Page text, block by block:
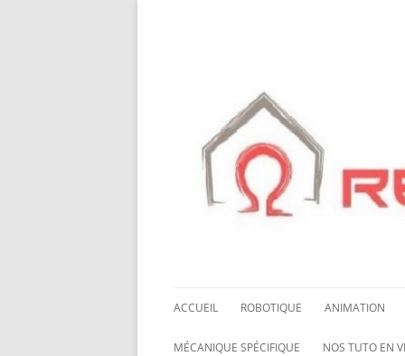
ACCUEIL ROBOTIQUE
NOS ROBOTS
ANIMATION
HALLOWING M0
MÉCANIQUE SPÉCIFIQUE NOS TUTO EN